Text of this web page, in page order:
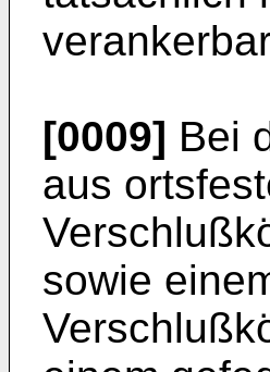
[0009] Bei
aus
sowie